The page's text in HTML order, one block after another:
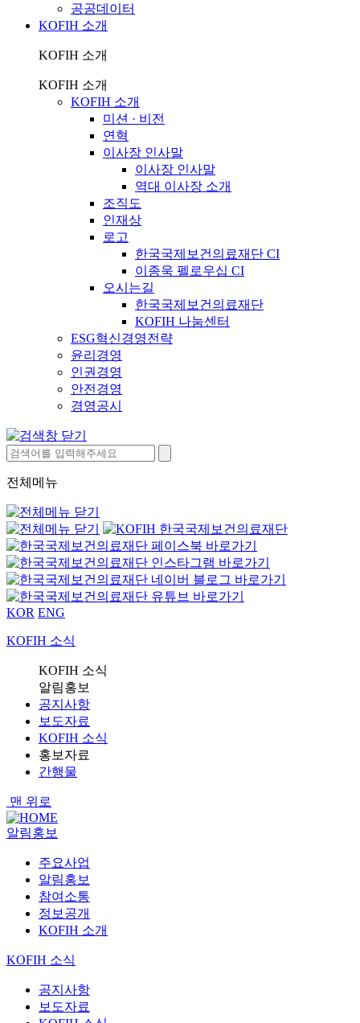
공공데이터
KOFIH 소개
KOFIH 소개
KOFIH 소개
KOFIH 소개
미션 · 비전
연혁
이사장 인사말
이사장 인사말
역대 이사장 소개
조직도
인재상
로고
한국국제보건의료재단 CI
이종욱 펠로우십 CI
오시는길
한국국제보건의료재단
KOFIH 나눔센터
ESG혁신경영전략
윤리경영
인권경영
안전경영
경영공시
전체메뉴
KOR ENG
KOFIH 소식
KOFIH 소식
알림홍보
공지사항
보도자료
KOFIH 소식
홍보자료
간행물
맨 위로
알림홍보
주요사업
알림홍보
참여소통
정보공개
KOFIH 소개
KOFIH 소식
공지사항
보도자료